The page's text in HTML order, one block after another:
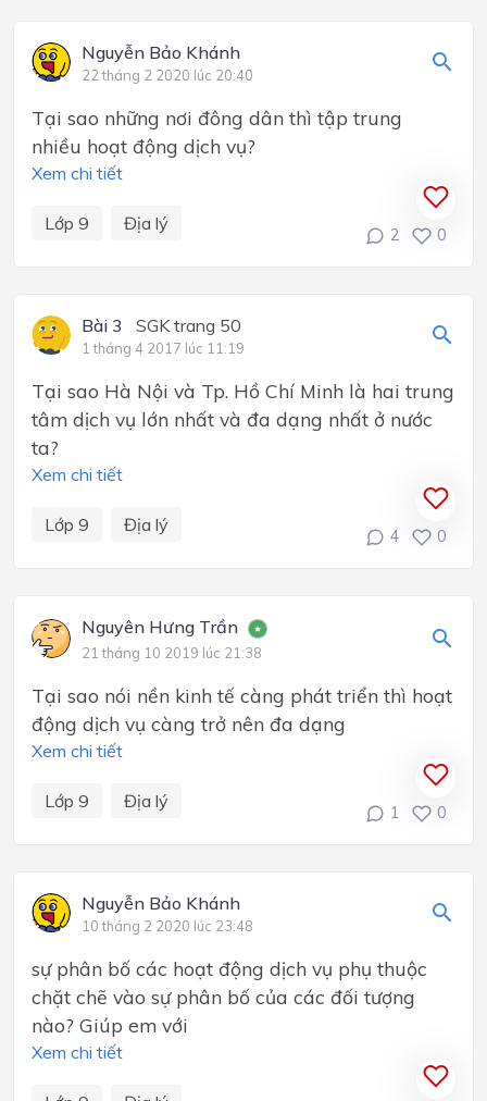
Nguyễn Bảo‎ Khánh
22 tháng 2 2020 lúc 20:40
Tại sao những nơi đông dân thì tập trung
nhiều hoạt động dịch vụ?
Xem chi tiết
Lớp 9 Địa lý
2 0
Bài 3 SGK trang 50
1 tháng 4 2017 lúc 11:19
Tại sao Hà Nội và Tp. Hồ Chí Minh là hai trung
tâm dịch vụ lớn nhất và đa dạng nhất ở nước
ta?
Xem chi tiết
Lớp 9 Địa lý
4 0
Nguyên Hưng Trần
21 tháng 10 2019 lúc 21:38
Tại sao nói nền kinh tế càng phát triển thì hoạt
động dịch vụ càng trở nên đa dạng
Xem chi tiết
Lớp 9 Địa lý
1 0
Nguyễn Bảo‎ Khánh
10 tháng 2 2020 lúc 23:48
sự phân bố các hoạt động dịch vụ phụ thuộc
chặt chẽ vào sự phân bố của các đối tượng
nào? Giúp em với
Xem chi tiết